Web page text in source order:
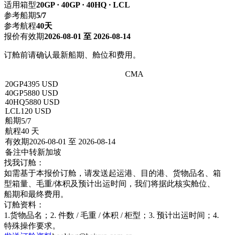
适用箱型20GP · 40GP · 40HQ · LCL
参考船期5/7
参考航程40天
报价有效期2026-08-01 至 2026-08-14
订舱前请确认最新船期、舱位和费用。
CMA
20GP4395 USD
40GP5880 USD
40HQ5880 USD
LCL120 USD
船期5/7
航程40 天
有效期2026-08-01 至 2026-08-14
备注中转新加坡
找我订舱：
如需基于本报价订舱，请发送起运港、目的港、货物品名、箱
型箱量、毛重/体积及预计出运时间，我们将据此核实舱位、
船期和最终费用。
订舱资料：
1.货物品名；2. 件数 / 毛重 / 体积 / 柜型；3. 预计出运时间；4.
特殊操作要求。